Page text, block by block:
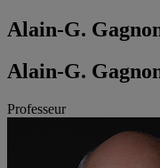
Alain-G.
Alain-G.
Professeur